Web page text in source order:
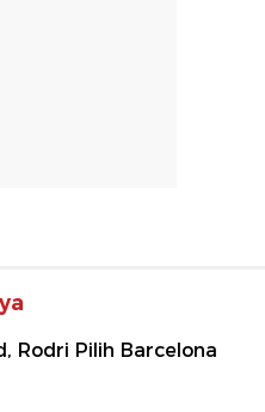
Rodri Pilih Barcelona